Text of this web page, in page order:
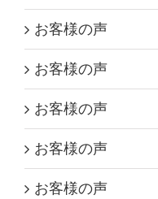
お客様の声
お客様の声
お客様の声
お客様の声
お客様の声